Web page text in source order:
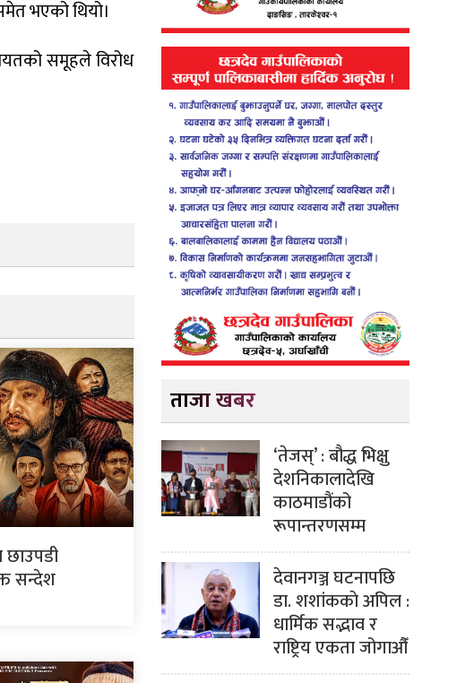
भएको थियो।
समूहले विरोध
छाउपडी
सन्देश
ताजा खबर
‘तेजस्’ : बौद्ध भिक्षु
देशनिकालादेखि
काठमाडौंको
रूपान्तरणसम्म
देवानगञ्ज घटनापछि
डा. शशांककाे अपिल :
धार्मिक सद्भाव र
राष्ट्रिय एकता जोगाऔँ